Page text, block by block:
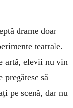
drame doar
teatrale.
artă, elevii nu vin
pregătesc să
pe scenă, dar nu